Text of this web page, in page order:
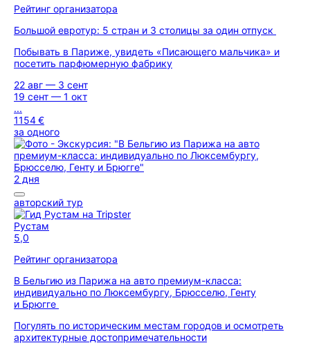
Рейтинг организатора
Большой евротур: 5 стран и 3 столицы за один отпуск
Побывать в Париже, увидеть «Писающего мальчика» и
посетить парфюмерную фабрику
22 авг — 3 сент
19 сент — 1 окт
...
1154 €
за одного
2 дня
авторский тур
Рустам
5,0
Рейтинг организатора
В Бельгию из Парижа на авто премиум-класса:
индивидуально по Люксембургу, Брюсселю, Генту
и Брюгге
Погулять по историческим местам городов и осмотреть
архитектурные достопримечательности